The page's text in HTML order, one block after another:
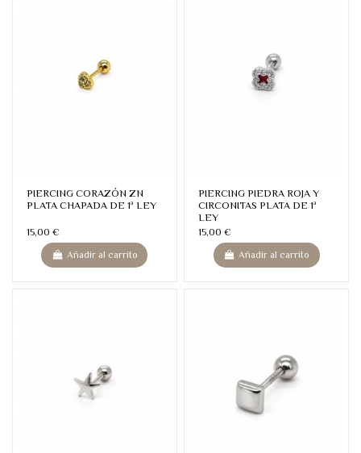
PIERCING CORAZÓN ZN
PLATA CHAPADA DE 1ª LEY
15,00 €
Añadir al carrito
PIERCING PIEDRA ROJA Y
CIRCONITAS PLATA DE 1ª
LEY
15,00 €
Añadir al carrito